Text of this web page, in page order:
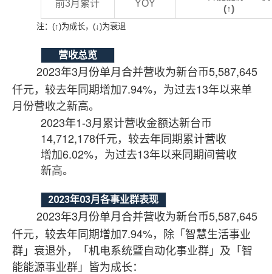
前3月累计 YOY
(↑)
注： (↑)为成长， (↓)为衰退
营收总览
2023年3月份单月合并营收为新台币5,587,645
仟元，较去年同期增加7.94%，为过去13年以来单
月份营收之新高。
2023年1-3月累计营收金额达新台币
14,712,178仟元，较去年同期累计营收
增加6.02%，为过去13年以来同期间营收
新高。
2023年03月各事业群表现
2023年3月份单月合并营收为新台币5,587,645
仟元，较去年同期增加7.94%，除「智慧生活事业
群」衰退外，「机电系统暨自动化事业群」及「智
能能源事业群」皆为成长：